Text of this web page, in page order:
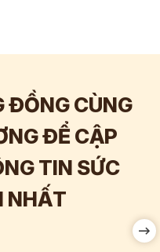
ĐỒNG CÙNG
ĐỂ CẬP
TIN SỨC
NHẤT